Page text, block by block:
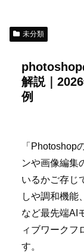
未分類
photoshop
解説｜
例
「
ンや画像編集
いるかご存じ
しや調和機能
など最先端AI
ィブワークフ
す。